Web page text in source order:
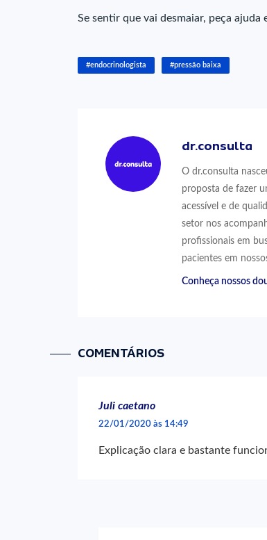
Se sentir que vai desmaiar, peça
#endocrinologista #pressão baixa
dr.consulta
O dr.consulta
proposta de fazer
acessível e de
setor nos
profissionais em
pacientes em
Conheça nossos
COMENTÁRIOS
Juli caetano
22/01/2020 às 14:49
Explicação clara e bastante